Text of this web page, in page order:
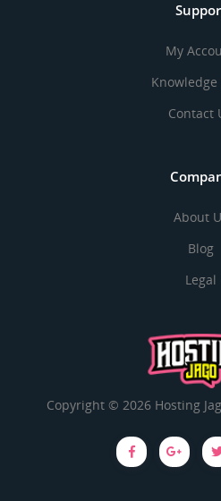
My
Knowledge
Contact
About
Blog
Legal
Copyright © 2026 Hosting